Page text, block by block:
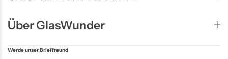
Über GlasWunder
Werde unser Brieffreund